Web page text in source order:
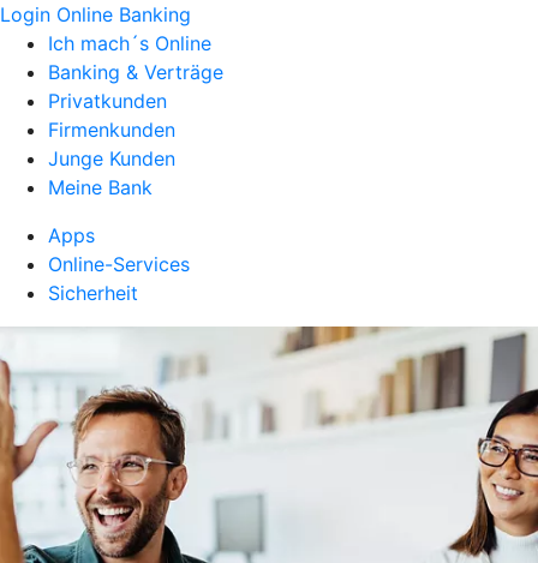
Login Online Banking
Ich mach´s Online
Banking & Verträge
Privatkunden
Firmenkunden
Junge Kunden
Meine Bank
Apps
Online-Services
Sicherheit